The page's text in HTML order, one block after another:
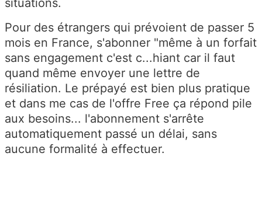
situations.
Pour des étrangers qui prévoient de passer 5
mois en France, s'abonner "même à un forfait
sans engagement c'est c...hiant car il faut
quand même envoyer une lettre de
résiliation. Le prépayé est bien plus pratique
et dans me cas de l'offre Free ça répond pile
aux besoins... l'abonnement s'arrête
automatiquement passé un délai, sans
aucune formalité à effectuer.